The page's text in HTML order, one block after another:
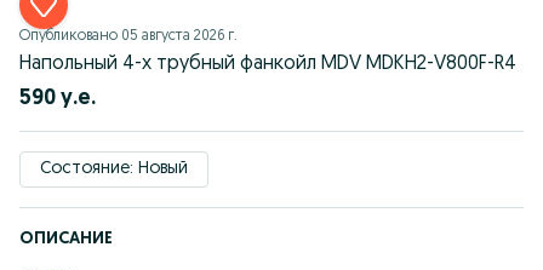
Опубликовано 05 августа 2026 г.
Напольный 4-х трубный фанкойл MDV MDKH2-V800F-R4
590 у.е.
Состояние: Новый
ОПИСАНИЕ